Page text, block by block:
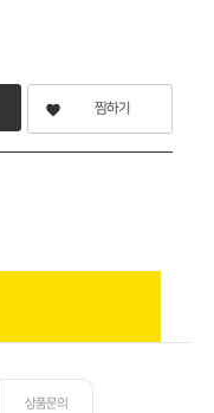
favorite 찜하기
상품문의